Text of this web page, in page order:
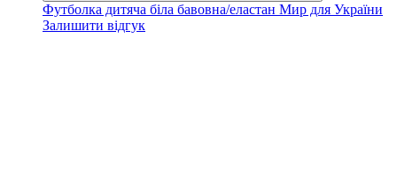
Футболка дитяча біла бавовна/еластан Мир для України
Залишити відгук